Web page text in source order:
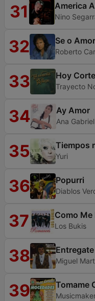
31 America
Nino
32 Se o
Roberto
33 Hoy
Trayecto
34 Ay Amor
Ana Gabriel
35 Tiempos
Yuri
36 Popurri
Diablos
37 Como Me
Los Bukis
38 Entregate
Miguel
39 Tomame